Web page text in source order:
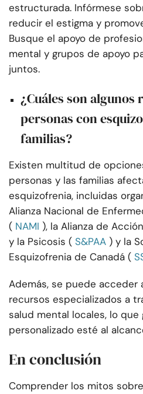
estructurada. Infórmese
reducir el estigma y
Busque el apoyo de
mental y grupos de apoyo
juntos.
¿Cuáles son algunos
personas con
familias?
Existen multitud de
personas y las familias
esquizofrenia, incluidas
Alianza Nacional de
( NAMI ), la Alianza de
y la Psicosis ( S&PAA ) y la
Esquizofrenia de Canadá (
Además, se puede acceder
recursos especializados a
salud mental locales, lo que
personalizado esté al
En conclusión
Comprender los mitos